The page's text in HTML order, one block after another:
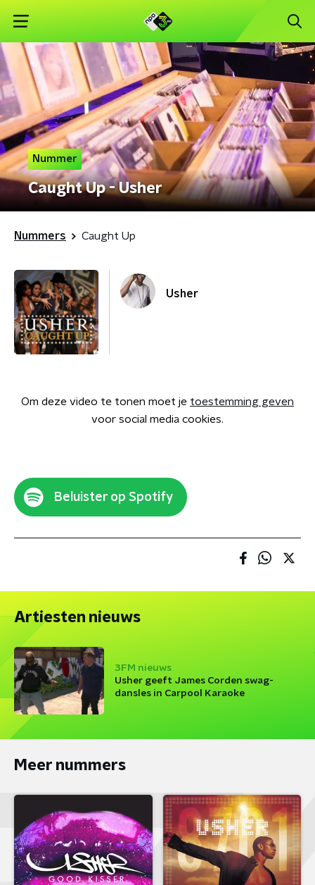
Nummer
Caught Up - Usher
Nummers Caught Up
Usher
Om deze video te tonen moet je toestemming geven
voor social media cookies.
Beluister op Spotify
Artiesten nieuws
3FM nieuws
Usher geeft James Corden swag-
dansles in Carpool Karaoke
Meer nummers